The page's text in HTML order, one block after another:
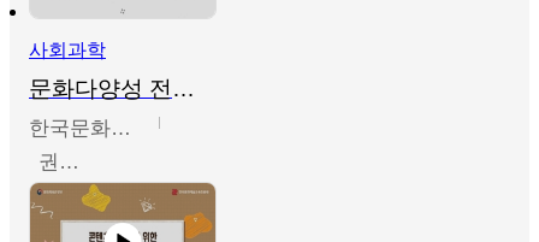
사회과학
문화다양성 전문인력 양성 기본과정 - 문화다양성의 이해
한국문화예술교육진흥원
권숙인 외 8명